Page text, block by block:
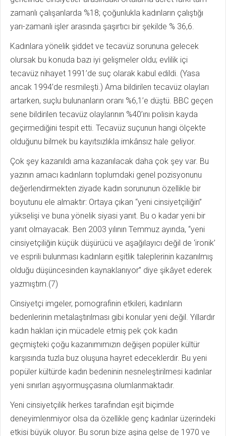
zamanlı çalışanlarda %18; çoğunlukla kadınların çalıştığı
yarı-zamanlı işler arasında şaşırtıcı bir şekilde % 36,6.
Kadınlara yönelik şiddet ve tecavüz sorununa gelecek
olursak bu konuda bazı iyi gelişmeler oldu; evlilik içi
tecavüz nihayet 1991’de suç olarak kabul edildi. (Yasa
ancak 1994’de resmileşti.) Ama bildirilen tecavüz olayları
artarken, suçlu bulunanların oranı %6,1’e düştü. BBC geçen
sene bildirilen tecavüz olaylarının %40’ını polisin kayda
geçirmediğini tespit etti. Tecavüz suçunun hangi ölçekte
olduğunu bilmek bu kayıtsızlıkla imkânsız hale geliyor.
Çok şey kazanıldı ama kazanılacak daha çok şey var. Bu
yazının amacı kadınların toplumdaki genel pozisyonunu
değerlendirmekten ziyade kadın sorununun özellikle bir
boyutunu ele almaktır: Ortaya çıkan “yeni cinsiyetçiliğin”
yükselişi ve buna yönelik siyasi yanıt. Bu o kadar yeni bir
yanıt olmayacak. Ben 2003 yılının Temmuz ayında, “yeni
cinsiyetçiliğin küçük düşürücü ve aşağılayıcı değil de ‘ironik’
ve esprili bulunması kadınların eşitlik taleplerinin kazanılmış
olduğu düşüncesinden kaynaklanıyor” diye şikâyet ederek
yazmıştım.(7)
Cinsiyetçi imgeler, pornografinin etkileri, kadınların
bedenlerinin metalaştırılması gibi konular yeni değil. Yıllardır
kadın hakları için mücadele etmiş pek çok kadın
geçmişteki çoğu kazanımımızın değişen popüler kültür
karşısında tuzla buz oluşuna hayret edeceklerdir. Bu yeni
popüler kültürde kadın bedeninin nesneleştirilmesi kadınlar
yeni sınırları aşıyormuşçasına olumlanmaktadır.
Yeni cinsiyetçilik herkes tarafından eşit biçimde
deneyimlenmiyor olsa da özellikle genç kadınlar üzerindeki
etkisi büyük oluyor. Bu sorun bize aşina gelse de 1970 ve